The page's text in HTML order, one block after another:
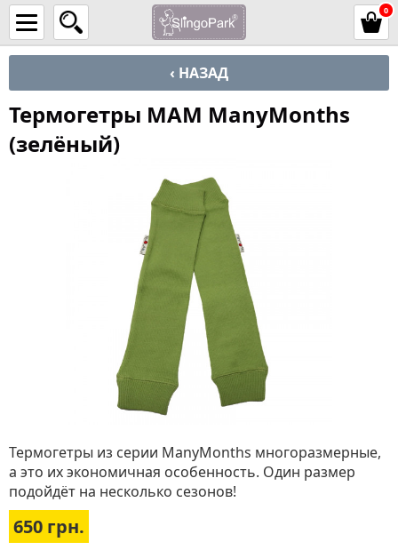
0
‹ НАЗАД
Термогетры MAM ManyMonths
(зелёный)
Термогетры из серии ManyMonths многоразмерные,
а это их экономичная особенность. Один размер
подойдёт на несколько сезонов!
650 грн.